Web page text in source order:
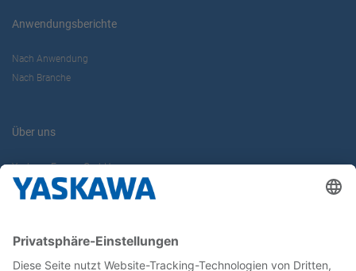
Anwendungsberichte
Nach Anwendung
Nach Branche
Über uns
Yaskawa Europe GmbH
Karriere
Newsletter